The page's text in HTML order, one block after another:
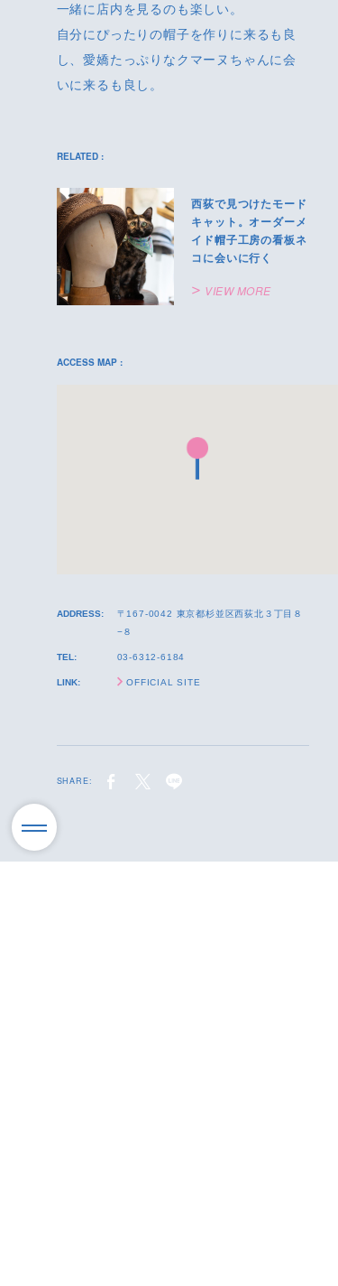
一緒に店内を見るのも楽しい。
自分にぴったりの帽子を作りに来るも良
し、愛嬌たっぷりなクマーヌちゃんに会
いに来るも良し。
RELATED :
西荻で見つけたモード
キャット。オーダーメ
イド帽子工房の看板ネ
コに会いに行く
VIEW MORE
ACCESS MAP :
ADDRESS:
〒167-0042 東京都杉並区西荻北３丁目８
−８
TEL: 03-6312-6184
LINK: OFFICIAL SITE
SHARE: